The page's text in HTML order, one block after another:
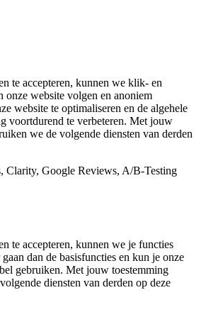
te accepteren, kunnen we klik- en
onze website volgen en anoniem
website te optimaliseren en de algehele
voortdurend te verbeteren. Met jouw
we de volgende diensten van derden
Clarity, Google Reviews, A/B-Testing
te accepteren, kunnen we je functies
dan de basisfuncties en kun je onze
gebruiken. Met jouw toestemming
diensten van derden op deze